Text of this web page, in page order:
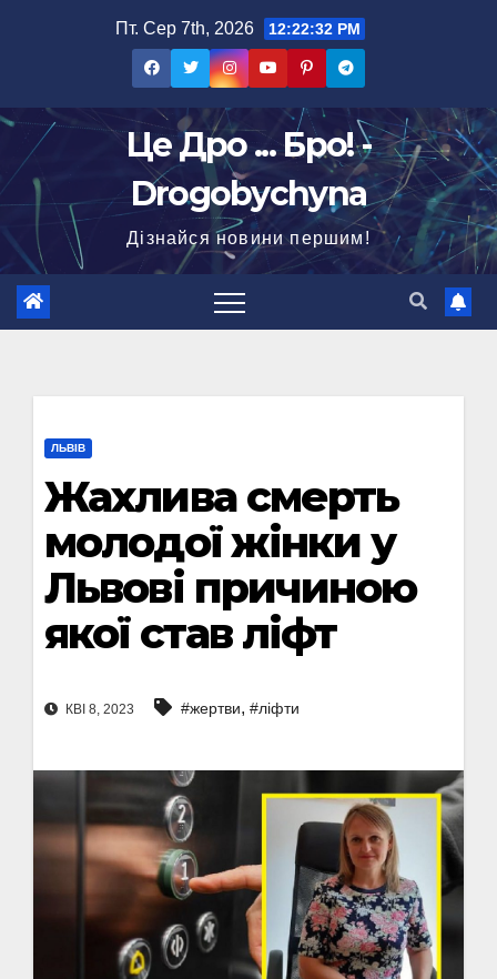
Пт. Сер 7th, 2026 12:22:33 PM
Це Дро ... Бро! -
Drogobychyna
Дізнайся новини першим!
ЛЬВІВ
Жахлива смерть
молодої жінки у
Львові причиною
якої став ліфт
КВІ 8, 2023 #жертви, #ліфти